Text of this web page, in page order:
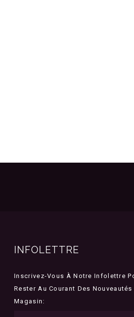
INFOLETTRE
Inscrivez-Vous À Notre Infolettre
Rester Au Courant Des Nouveautés
Magasin: